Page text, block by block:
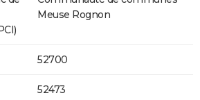
Meuse Rognon
52700
52473